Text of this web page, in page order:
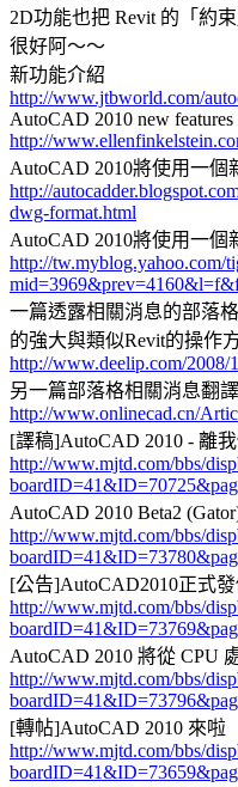
2D功能也把 Revit 的「約
很好阿～～
新功能介紹
http://www.jtbworld.com/
AutoCAD 2010 new features
http://
AutoCAD 2010將使用一個
http://
dwg-format.html
AutoCAD 2010將使用一
http://tw.myblog.yahoo.com/
一篇透露相關消息的部落
的強大與類似Revit的操作
http://www.deelip.com/2008/
另一篇部落格相關消息翻譯
http://www.onlinecad.cn/
[譯稿]AutoCAD 2010 - 離
http://www.mjtd.com/bbs/
AutoCAD 2010 Beta2
http://www.mjtd.com/bbs/
[公告]AutoCAD2010正式
http://www.mjtd.com/bbs/
AutoCAD 2010 將從 CPU
http://www.mjtd.com/bbs/
[轉帖]AutoCAD 2010 來啦
http://www.mjtd.com/bbs/